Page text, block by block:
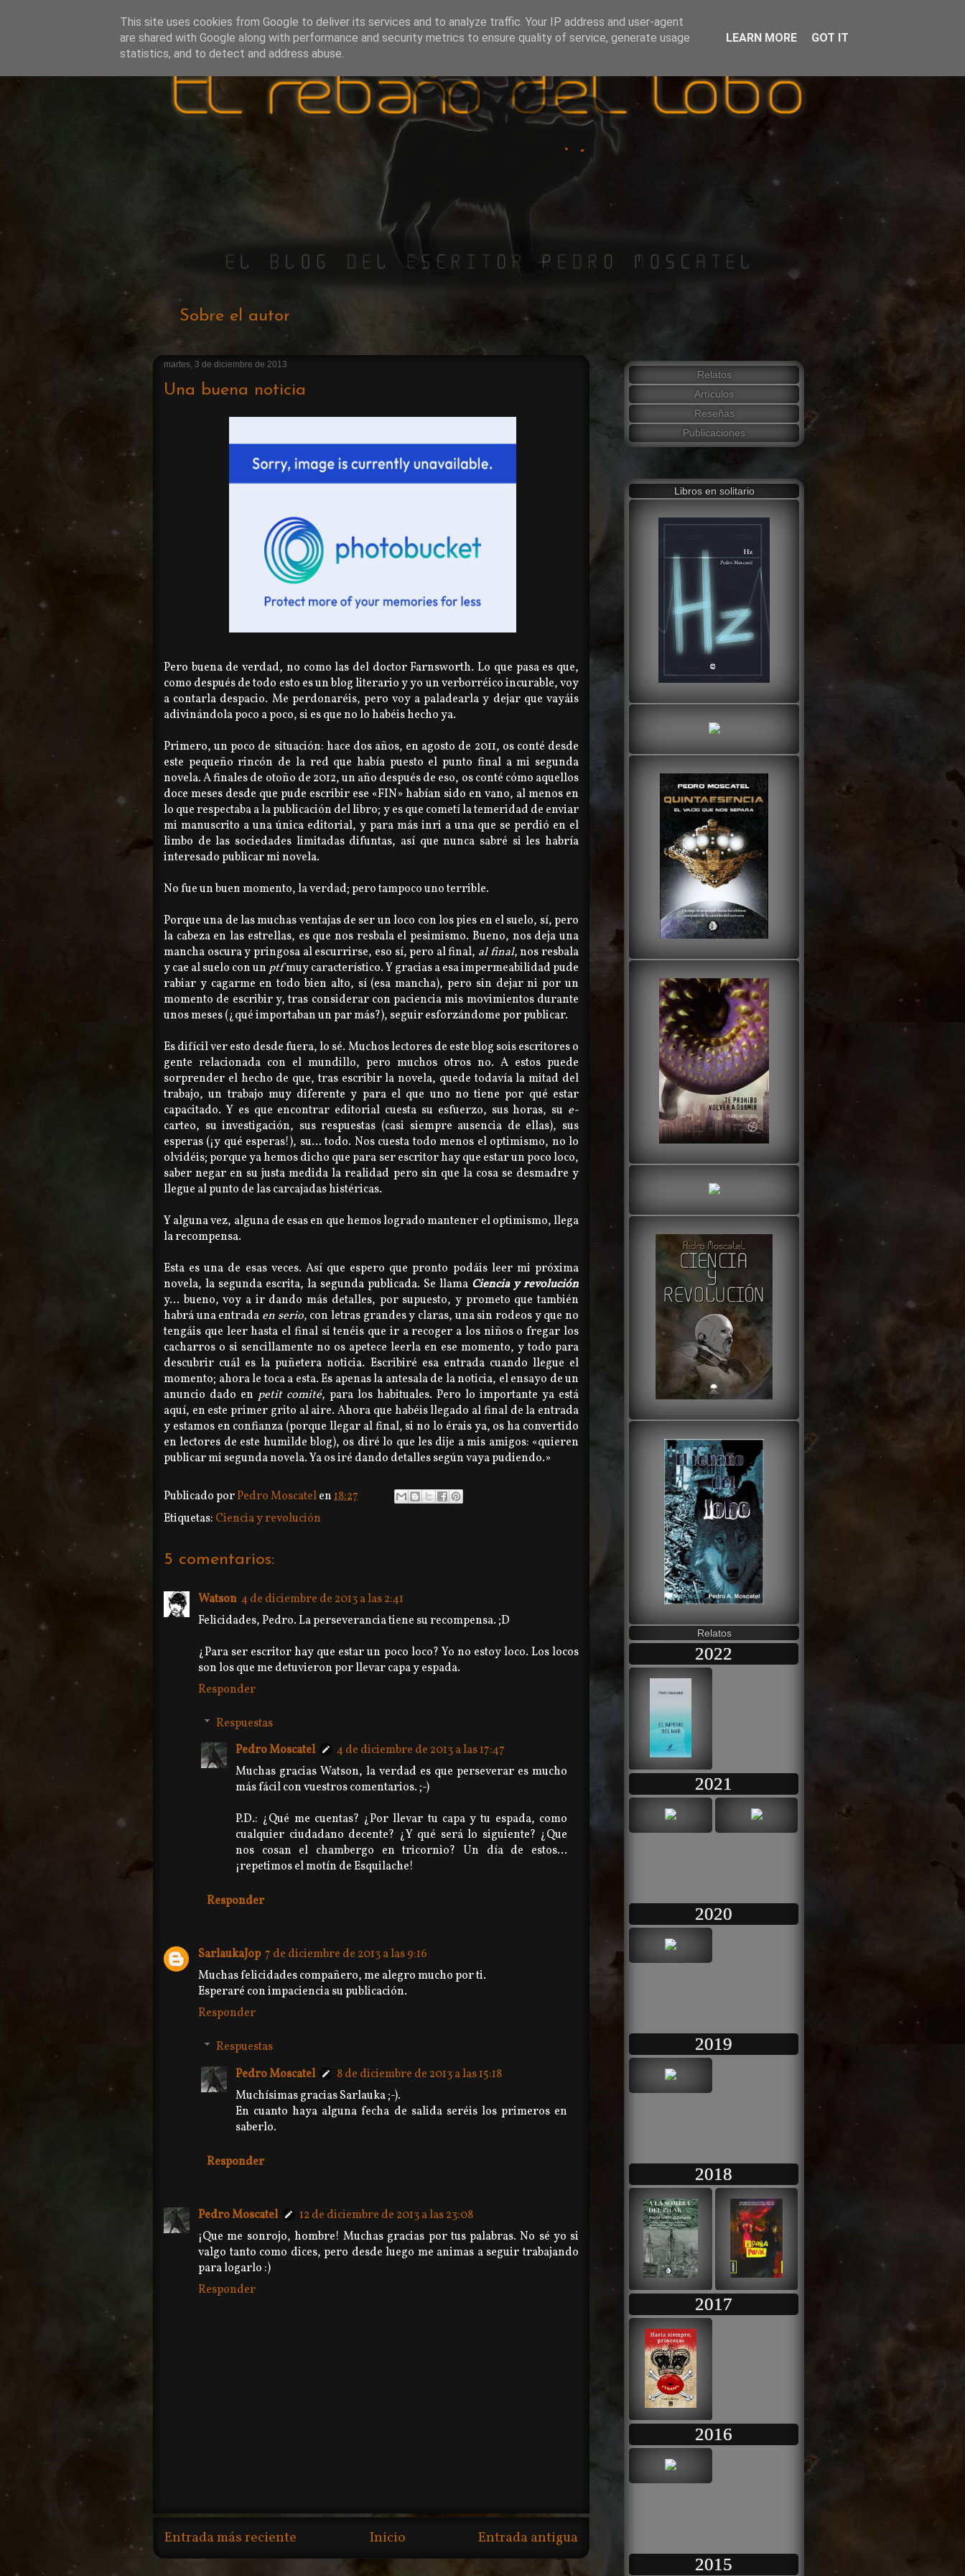
Sobre el autor
martes, 3 de diciembre de 2013
Una buena noticia
Pero buena de verdad, no como las del doctor Farnsworth. Lo que pasa es que,
como después de todo esto es un blog literario y yo un verborréico incurable, voy
a contarla despacio. Me perdonaréis, pero voy a paladearla y dejar que vayáis
adivinándola poco a poco, si es que no lo habéis hecho ya.
Primero, un poco de situación: hace dos años, en agosto de 2011, os conté desde
este pequeño rincón de la red que había puesto el punto final a mi segunda
novela. A finales de otoño de 2012, un año después de eso, os conté cómo aquellos
doce meses desde que pude escribir ese «FIN» habían sido en vano, al menos en
lo que respectaba a la publicación del libro; y es que cometí la temeridad de enviar
mi manuscrito a una única editorial, y para más inri a una que se perdió en el
limbo de las sociedades limitadas difuntas, así que nunca sabré si les habría
interesado publicar mi novela.
No fue un buen momento, la verdad; pero tampoco uno terrible.
Porque una de las muchas ventajas de ser un loco con los pies en el suelo, sí, pero
la cabeza en las estrellas, es que nos resbala el pesimismo. Bueno, nos deja una
mancha oscura y pringosa al escurrirse, eso sí, pero al final, al final, nos resbala
y cae al suelo con un ptfmuy característico. Y gracias a esa impermeabilidad pude
rabiar y cagarme en todo bien alto, sí (esa mancha), pero sin dejar ni por un
momento de escribir y, tras considerar con paciencia mis movimientos durante
unos meses (¿qué importaban un par más?), seguir esforzándome por publicar.
Es difícil ver esto desde fuera, lo sé. Muchos lectores de este blog sois escritores o
gente relacionada con el mundillo, pero muchos otros no. A estos puede
sorprender el hecho de que, tras escribir la novela, quede todavía la mitad del
trabajo, un trabajo muy diferente y para el que uno no tiene por qué estar
capacitado. Y es que encontrar editorial cuesta su esfuerzo, sus horas, su e-
carteo, su investigación, sus respuestas (casi siempre ausencia de ellas), sus
esperas (¡y qué esperas!), su... todo. Nos cuesta todo menos el optimismo, no lo
olvidéis; porque ya hemos dicho que para ser escritor hay que estar un poco loco,
saber negar en su justa medida la realidad pero sin que la cosa se desmadre y
llegue al punto de las carcajadas histéricas.
Y alguna vez, alguna de esas en que hemos logrado mantener el optimismo, llega
la recompensa.
Esta es una de esas veces. Así que espero que pronto podáis leer mi próxima
novela, la segunda escrita, la segunda publicada. Se llama Ciencia y revolución
y... bueno, voy a ir dando más detalles, por supuesto, y prometo que también
habrá una entrada en serio, con letras grandes y claras, una sin rodeos y que no
tengáis que leer hasta el final si tenéis que ir a recoger a los niños o fregar los
cacharros o si sencillamente no os apetece leerla en ese momento, y todo para
descubrir cuál es la puñetera noticia. Escribiré esa entrada cuando llegue el
momento; ahora le toca a esta. Es apenas la antesala de la noticia, el ensayo de un
anuncio dado en petit comité, para los habituales. Pero lo importante ya está
aquí, en este primer grito al aire. Ahora que habéis llegado al final de la entrada
y estamos en confianza (porque llegar al final, si no lo érais ya, os ha convertido
en lectores de este humilde blog), os diré lo que les dije a mis amigos: «quieren
publicar mi segunda novela. Ya os iré dando detalles según vaya pudiendo.»
Publicado porPedro Moscatelen18:27
Etiquetas: Ciencia y revolución
5 comentarios:
Watson 4 de diciembre de 2013 a las 2:41
Felicidades, Pedro. La perseverancia tiene su recompensa. ;D
¿Para ser escritor hay que estar un poco loco? Yo no estoy loco. Los locos
son los que me detuvieron por llevar capa y espada.
Responder
Respuestas
Pedro Moscatel
4 de diciembre de 2013 a las 17:47
Muchas gracias Watson, la verdad es que perseverar es mucho
más fácil con vuestros comentarios. ;-)
P.D.: ¿Qué me cuentas? ¿Por llevar tu capa y tu espada, como
cualquier ciudadano decente? ¿Y qué será lo siguiente? ¿Que
nos cosan el chambergo en tricornio? Un día de estos...
¡repetimos el motín de Esquilache!
Responder
SarlaukaJop 7 de diciembre de 2013 a las 9:16
Muchas felicidades compañero, me alegro mucho por ti.
Esperaré con impaciencia su publicación.
Responder
Respuestas
Pedro Moscatel
8 de diciembre de 2013 a las 15:18
Muchísimas gracias Sarlauka ;-).
En cuanto haya alguna fecha de salida seréis los primeros en
saberlo.
Responder
Pedro Moscatel
12 de diciembre de 2013 a las 23:08
¡Que me sonrojo, hombre! Muchas gracias por tus palabras. No sé yo si
valgo tanto como dices, pero desde luego me animas a seguir trabajando
para logarlo :)
Responder
Entrada más reciente Entrada antigua
Inicio
Relatos
Artículos
Reseñas
Publicaciones
Libros en solitario
Relatos
2022
2021
2020
2019
2018
2017
2016
2015
This site uses cookies from Google to deliver its services and to analyze traffic. Your IP address and user-agent
are shared with Google along with performance and security metrics to ensure quality of service, generate usage
statistics, and to detect and address abuse.
LEARN MORE GOT IT